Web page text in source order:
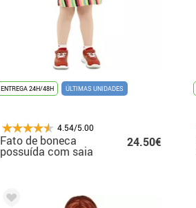
ENTREGA 24H/48H ÚLTIMAS UNIDADES
4.54/5.00
Fato de boneca
possuída com saia
para menina
24.50€